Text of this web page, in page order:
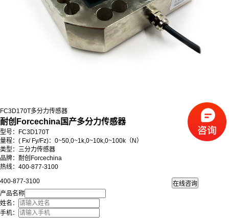
FC3D170T多分力传感器
耐创Forcechina国产多分力传感器
型号：FC3D170T
量程： ( Fx/ Fy/Fz)：0~50,0~1k,0~10k,0~100k（N）
类型：三分力传感器
品牌：耐创Forcechina
热线：400-877-3100
400-877-3100
产品名称
姓名：
手机：